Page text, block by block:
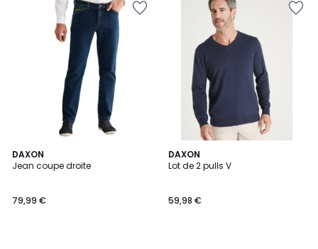
DAXON
Jean coupe droite
79,99 €
DAXON
Lot de 2 pulls V
59,98 €